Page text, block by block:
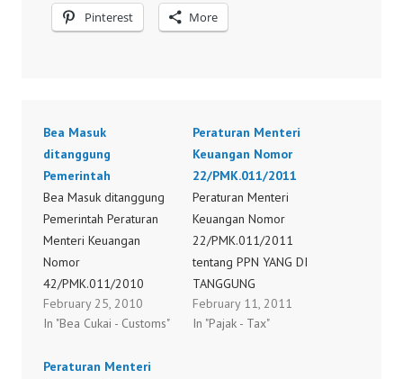
Pinterest More
Bea Masuk
ditanggung
Pemerintah
Bea Masuk ditanggung
Pemerintah Peraturan
Menteri Keuangan
Nomor
42/PMK.011/2010
Peraturan Menteri
Keuangan Nomor
Peraturan Menteri
February 25, 2010
In "Bea Cukai - Customs"
Peraturan Menteri
Keuangan Nomor
22/PMK.011/2011
Peraturan Menteri
Keuangan Nomor
22/PMK.011/2011
tentang PPN YANG DI
TANGGUNG
PEMERINTAH Peraturan
Menteri Keuangan
February 11, 2011
In "Pajak - Tax"
Peraturan Menteri